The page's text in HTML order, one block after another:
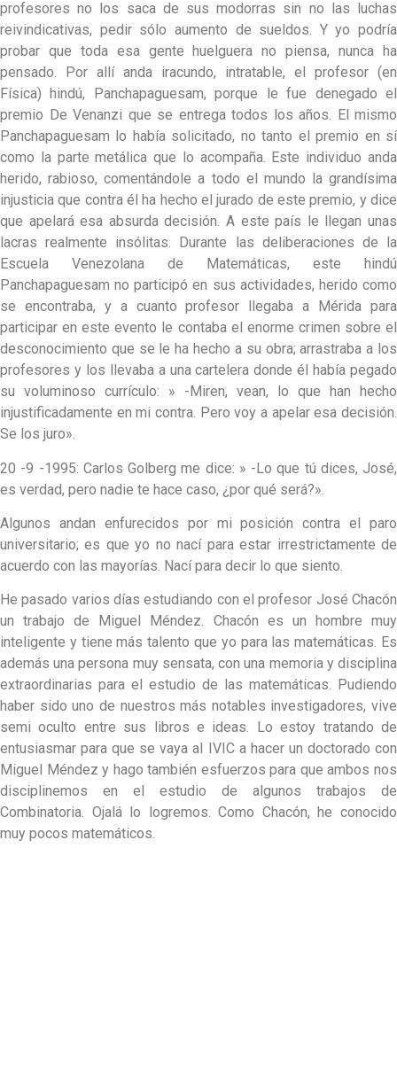
profesores no los saca de sus modorras sin no las luchas
reivindicativas, pedir sólo aumento de sueldos. Y yo podría
probar que toda esa gente huelguera no piensa, nunca ha
pensado. Por allí anda iracundo, intratable, el profesor (en
Física) hindú, Panchapaguesam, porque le fue denegado el
premio De Venanzi que se entrega todos los años. El mismo
Panchapaguesam lo había solicitado, no tanto el premio en sí
como la parte metálica que lo acompaña. Este individuo anda
herido, rabioso, comentándole a todo el mundo la grandísima
injusticia que contra él ha hecho el jurado de este premio, y dice
que apelará esa absurda decisión. A este país le llegan unas
lacras realmente insólitas. Durante las deliberaciones de la
Escuela Venezolana de Matemáticas, este hindú
Panchapaguesam no participó en sus actividades, herido como
se encontraba, y a cuanto profesor llegaba a Mérida para
participar en este evento le contaba el enorme crimen sobre el
desconocimiento que se le ha hecho a su obra; arrastraba a los
profesores y los llevaba a una cartelera donde él había pegado
su voluminoso currículo: » -Miren, vean, lo que han hecho
injustificadamente en mi contra. Pero voy a apelar esa decisión.
Se los juro».
20 -9 -1995: Carlos Golberg me dice: » -Lo que tú dices, José,
es verdad, pero nadie te hace caso, ¿por qué será?».
Algunos andan enfurecidos por mi posición contra el paro
universitario; es que yo no nací para estar irrestrictamente de
acuerdo con las mayorías. Nací para decir lo que siento.
He pasado varios días estudiando con el profesor José Chacón
un trabajo de Miguel Méndez. Chacón es un hombre muy
inteligente y tiene más talento que yo para las matemáticas. Es
además una persona muy sensata, con una memoria y disciplina
extraordinarias para el estudio de las matemáticas. Pudiendo
haber sido uno de nuestros más notables investigadores, vive
semi oculto entre sus libros e ideas. Lo estoy tratando de
entusiasmar para que se vaya al IVIC a hacer un doctorado con
Miguel Méndez y hago también esfuerzos para que ambos nos
disciplinemos en el estudio de algunos trabajos de
Combinatoria. Ojalá lo logremos. Como Chacón, he conocido
muy pocos matemáticos.